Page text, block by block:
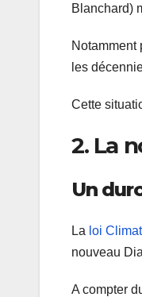
Blanchard)
Notamment
les
Cette
2. La
Un
La loi Climat
nouveau
A compter